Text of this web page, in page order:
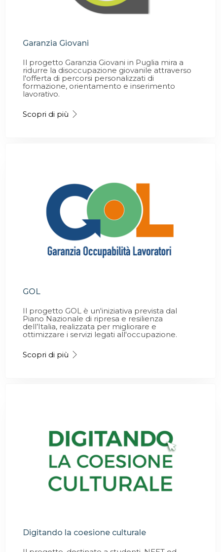
Garanzia Giovani
Il progetto Garanzia Giovani in Puglia mira a
ridurre la disoccupazione giovanile attraverso
l'offerta di percorsi personalizzati di
formazione, orientamento e inserimento
lavorativo.
Scopri di più
GOL
Il progetto GOL è un'iniziativa prevista dal
Piano Nazionale di ripresa e resilienza
dell’Italia, realizzata per migliorare e
ottimizzare i servizi legati all'occupazione.
Scopri di più
Digitando la coesione culturale